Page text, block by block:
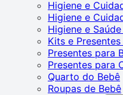
Higiene e
Higiene e
Higiene e
Kits e
Presentes para
Presentes para
Quarto do Bebê
Roupas de Bebê